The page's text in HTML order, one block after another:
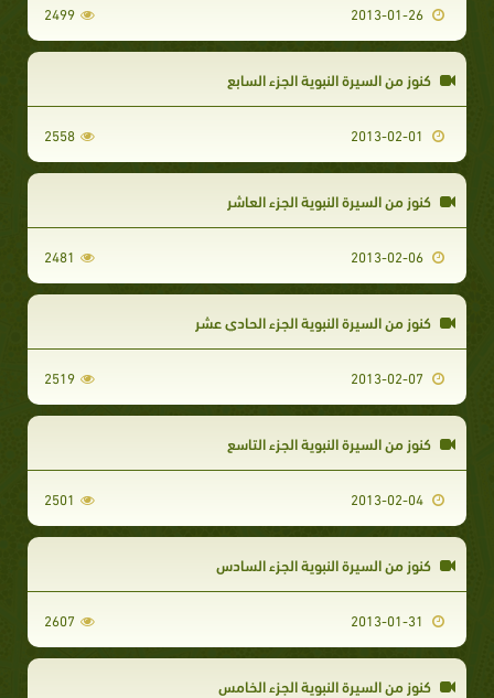
2499
كنوز من السيرة النبوية الجزء السابع
2558
كنوز من السيرة النبوية الجزء العاشر
2481
كنوز من السيرة النبوية الجزء الحادي عشر
2519
كنوز من السيرة النبوية الجزء التاسع
2501
كنوز من السيرة النبوية الجزء السادس
2607
كنوز من السيرة النبوية الجزء الخامس